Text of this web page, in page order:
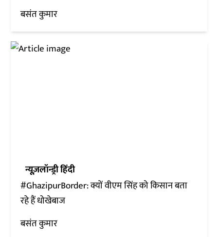
बसंत कुमार
न्यूज़लॉन्ड्री हिंदी
#GhazipurBorder: क्यों वीएम सिंह को किसान बता
रहे हैं धोखेबाज
बसंत कुमार